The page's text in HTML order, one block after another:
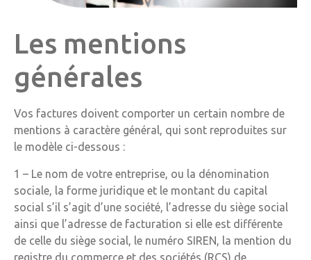
Les mentions
générales
Vos factures doivent comporter un certain nombre de
mentions à caractère général, qui sont reproduites sur
le modèle ci-dessous :
1 – Le nom de votre entreprise, ou la dénomination
sociale, la forme juridique et le montant du capital
social s’il s’agit d’une société, l’adresse du siège social
ainsi que l’adresse de facturation si elle est différente
de celle du siège social, le numéro SIREN, la mention du
registre du commerce et des sociétés (RCS) de